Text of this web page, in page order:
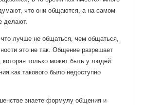
что они общаются, а на самом
делают.
что лучше не общаться, чем общаться,
это не так. Общение разрешает
только может быть у людей.
как такового было недоступно
знаете формулу общения и